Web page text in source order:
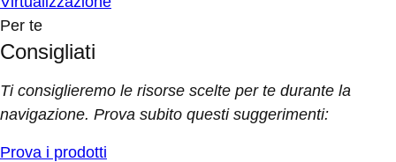
Per te
Consigliati
Ti consiglieremo le risorse scelte per te durante la
navigazione. Prova subito questi suggerimenti:
Prova i prodotti